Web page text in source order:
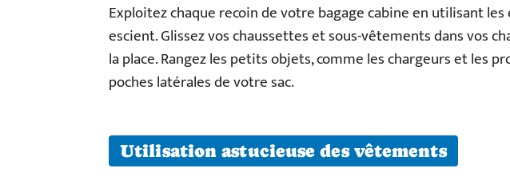
Exploitez chaque recoin de votre bagage cabine en utilisant
escient. Glissez vos chaussettes et sous-vêtements dans vos
la place. Rangez les petits objets, comme les chargeurs et les
poches latérales de votre sac.
Utilisation astucieuse des vêtements